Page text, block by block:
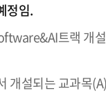
정임.
트랙 개
설되는 교과목